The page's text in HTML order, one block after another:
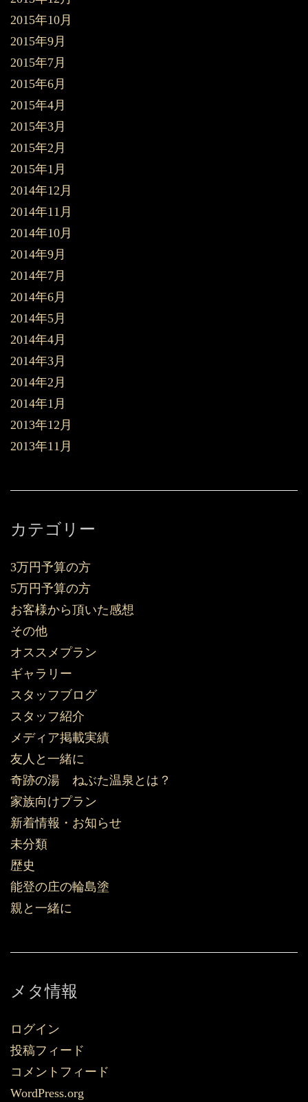
2015年10月
2015年9月
2015年7月
2015年6月
2015年4月
2015年3月
2015年2月
2015年1月
2014年12月
2014年11月
2014年10月
2014年9月
2014年7月
2014年6月
2014年5月
2014年4月
2014年3月
2014年2月
2014年1月
2013年12月
2013年11月
カテゴリー
3万円予算の方
5万円予算の方
お客様から頂いた感想
その他
オススメプラン
ギャラリー
スタッフブログ
スタッフ紹介
メディア掲載実績
友人と一緒に
奇跡の湯 ねぶた温泉とは？
家族向けプラン
新着情報・お知らせ
未分類
歴史
能登の庄の輪島塗
親と一緒に
メタ情報
ログイン
投稿フィード
コメントフィード
WordPress.org